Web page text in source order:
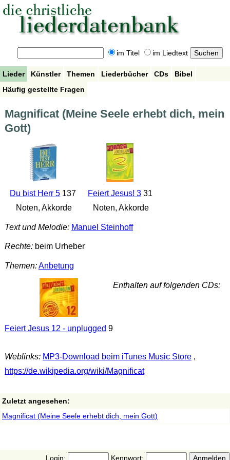
im Titel im Liedtext
Lieder Künstler Themen Liederbücher CDs
Bibel
Häufig gestellte Fragen
Magnificat (Meine Seele erhebt dich, mein
Gott)
Du bist Herr 5 137
Noten, Akkorde
Feiert Jesus! 331
Noten, Akkorde
Text und Melodie: Manuel Steinhoff
Rechte:beim Urheber
Themen:Anbetung
Enthalten auf folgenden CDs:
Feiert Jesus 12 - unplugged 9
Weblinks: MP3-Download beim iTunes Music Store,
https://de.wikipedia.org/wiki/Magnificat
Zuletzt angesehen:
Magnificat (Meine Seele erhebt dich, mein Gott)
Login: Kennwort: